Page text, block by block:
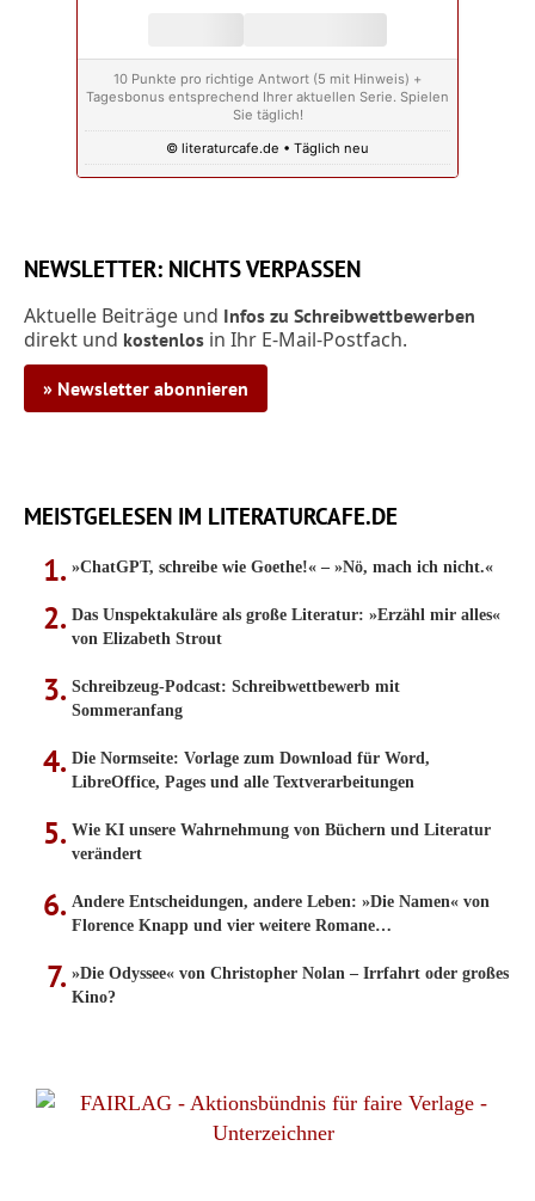
10 Punkte pro richtige Antwort (5 mit Hinweis) +
Tagesbonus entsprechend Ihrer aktuellen Serie. Spielen
Sie täglich!
© literaturcafe.de • Täglich neu
NEWSLETTER: NICHTS VERPASSEN
Aktuelle Beiträge und Infos zu Schreibwettbewerben
direkt und kostenlos in Ihr E-Mail-Postfach.
» Newsletter abonnieren
MEISTGELESEN IM LITERATURCAFE.DE
»ChatGPT, schreibe wie Goethe!« – »Nö, mach ich nicht.«
Das Unspektakuläre als große Literatur: »Erzähl mir alles«
von Elizabeth Strout
Schreibzeug-Podcast: Schreibwettbewerb mit
Sommeranfang
Die Normseite: Vorlage zum Download für Word,
LibreOffice, Pages und alle Textverarbeitungen
Wie KI unsere Wahrnehmung von Büchern und Literatur
verändert
Andere Entscheidungen, andere Leben: »Die Namen« von
Florence Knapp und vier weitere Romane…
»Die Odyssee« von Christopher Nolan – Irrfahrt oder großes
Kino?